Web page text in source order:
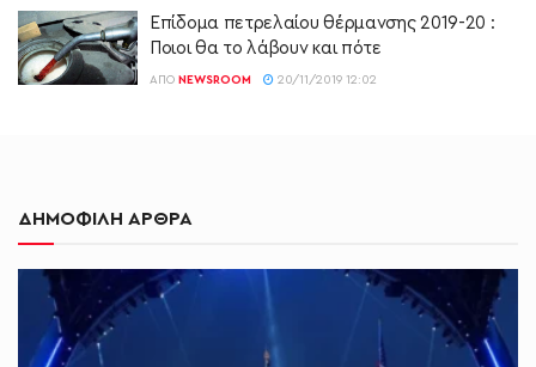
Επίδομα πετρελαίου θέρμανσης 2019-20 :
Ποιοι θα το λάβουν και πότε
ΑΠΌ NEWSROOM 20/11/2019 12:02
ΔΗΜΟΦΙΛΗ ΑΡΘΡΑ